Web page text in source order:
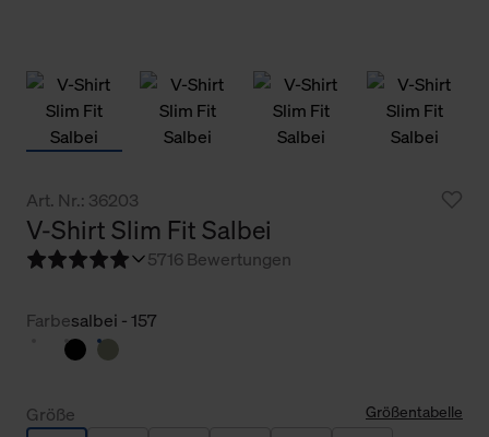
Art. Nr.: 36203
V-Shirt Slim Fit Salbei
5716 Bewertungen
Farbesalbei - 157
Größe Größentabelle